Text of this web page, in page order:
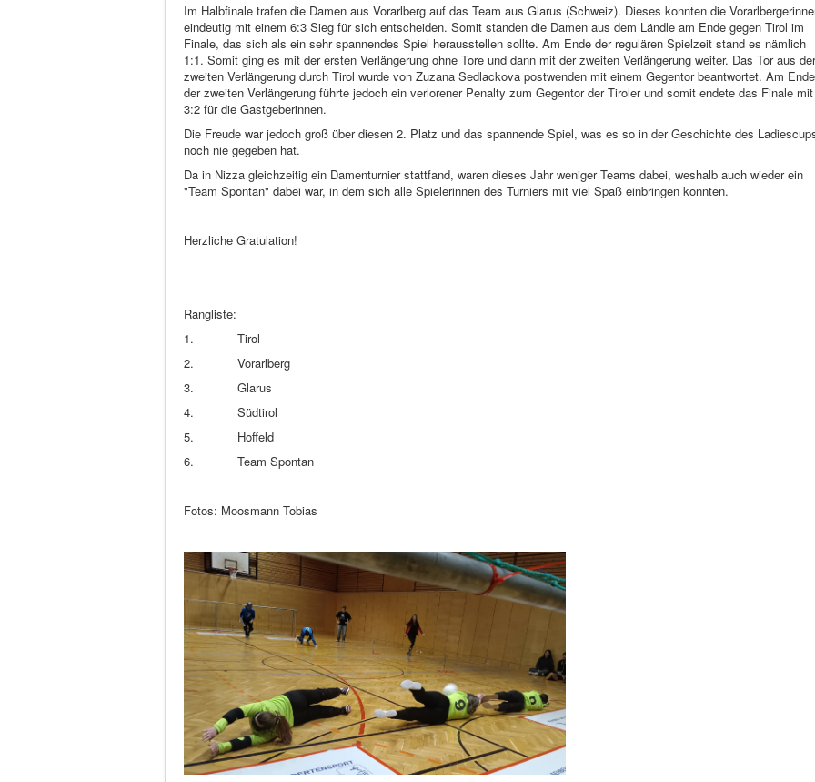
Im Halbfinale trafen die Damen aus Vorarlberg auf das Team aus Glarus (Schweiz). Dieses konnten die
eindeutig mit einem 6:3 Sieg für sich entscheiden. Somit standen die Damen aus dem Ländle am Ende gegen Tirol im
Finale, das sich als ein sehr spannendes Spiel herausstellen sollte. Am Ende der regulären Spielzeit stand es nämlich
1:1. Somit ging es mit der ersten Verlängerung ohne Tore und dann mit der zweiten Verlängerung weiter. Das Tor aus der
zweiten Verlängerung durch Tirol wurde von Zuzana Sedlackova postwenden mit einem Gegentor beantwortet. Am Ende
der zweiten Verlängerung führte jedoch ein verlorener Penalty zum Gegentor der Tiroler und somit endete das Finale mit
3:2 für die Gastgeberinnen.
Die Freude war jedoch groß über diesen 2. Platz und das spannende Spiel, was es so in der Geschichte des
noch nie gegeben hat.
Da in Nizza gleichzeitig ein Damenturnier stattfand, waren dieses Jahr weniger Teams dabei, weshalb auch wieder ein
"Team Spontan" dabei war, in dem sich alle Spielerinnen des Turniers mit viel Spaß einbringen konnten.
Herzliche Gratulation!
Rangliste:
1. Tirol
2. Vorarlberg
3. Glarus
4. Südtirol
5. Hoffeld
6. Team Spontan
Fotos: Moosmann Tobias